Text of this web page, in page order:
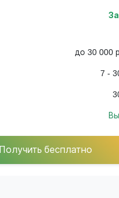
до 30 000
7 -
Получить бесплатно